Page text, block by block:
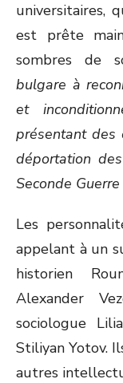
universitaires,
est prête
sombres de
bulgare à
et
présentant des
déportation
Seconde
Les
appelant à un
historien
Alexander
sociologue
Stiliyan Yotov.
autres